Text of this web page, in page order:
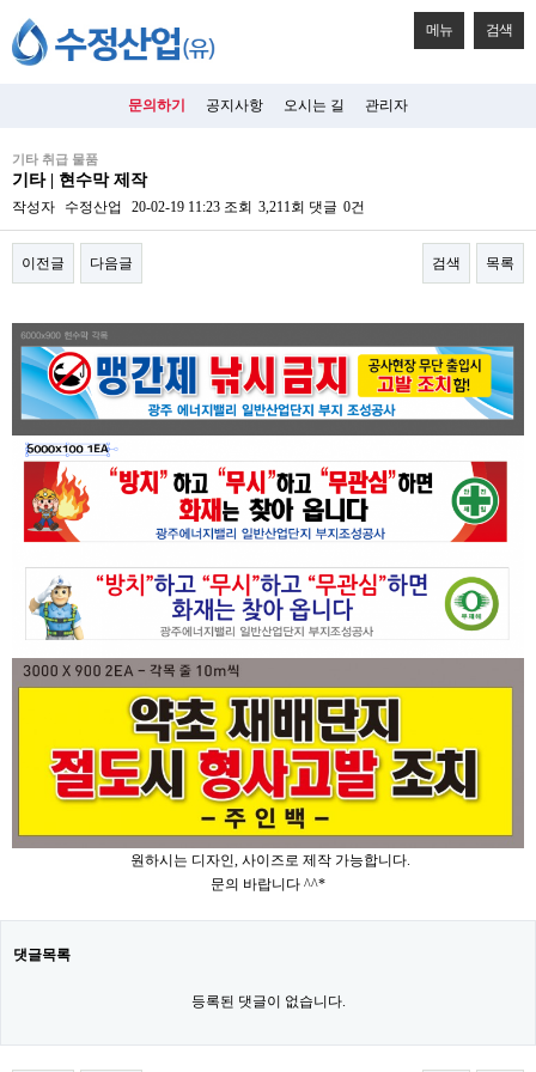
메뉴 검색
문의하기 공지사항 오시는 길 관리자
기타 취급 물품
기타 | 현수막 제작
작성자 수정산업 20-02-19 11:23 조회 3,211회 댓글 0건
이전글 다음글 검색 목록
본문
원하시는 디자인, 사이즈로 제작 가능합니다.
문의 바랍니다 ^^*
댓글목록
등록된 댓글이 없습니다.